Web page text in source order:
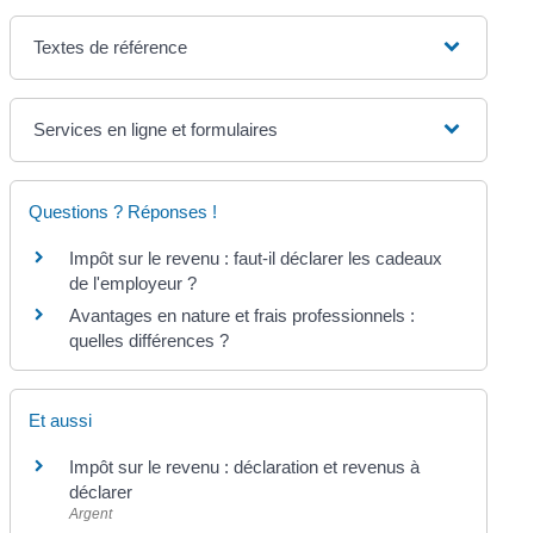
Textes de référence
Services en ligne et formulaires
Questions ? Réponses !
Impôt sur le revenu : faut-il déclarer les cadeaux
de l'employeur ?
Avantages en nature et frais professionnels :
quelles différences ?
Et aussi
Impôt sur le revenu : déclaration et revenus à
déclarer
Argent